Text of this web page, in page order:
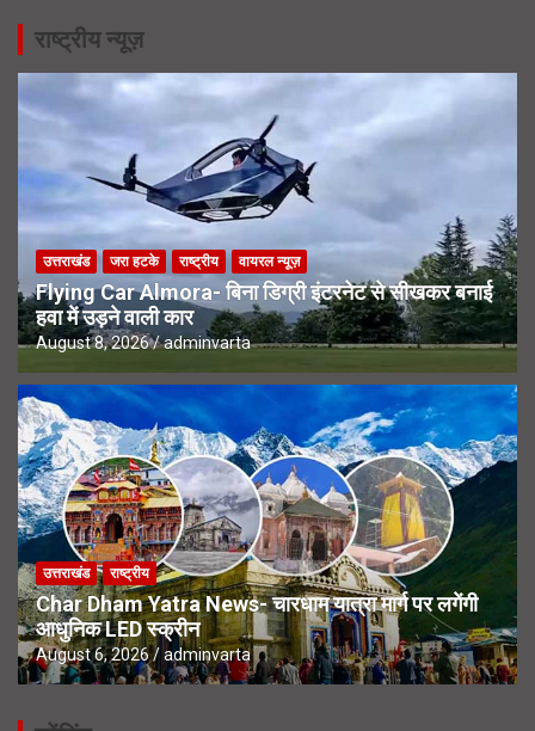
राष्ट्रीय न्यूज़
उत्तराखंड जरा हटके राष्ट्रीय वायरल न्यूज़
Flying Car Almora- बिना डिग्री इंटरनेट से सीखकर बनाई
हवा में उड़ने वाली कार
August 8, 2026 adminvarta
उत्तराखंड राष्ट्रीय
Char Dham Yatra News- चारधाम यात्रा मार्ग पर लगेंगी
आधुनिक LED स्क्रीन
August 6, 2026 adminvarta